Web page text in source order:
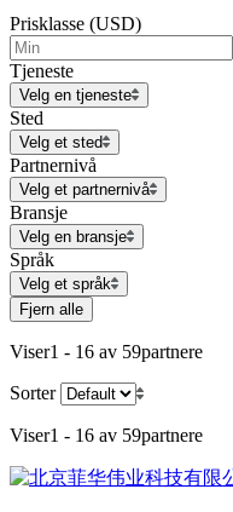
Prisklasse (USD)
Tjeneste
Velg en tjeneste
Sted
Velg et sted
Partnernivå
Velg et partnernivå
Bransje
Velg en bransje
Språk
Velg et språk
Fjern alle
Viser1 - 16 av 59partnere
Sorter
Viser1 - 16 av 59partnere